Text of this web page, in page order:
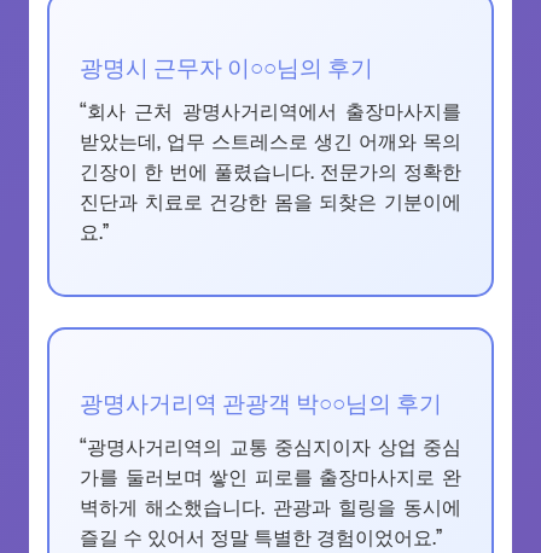
광명시 근무자 이○○님의 후기
“회사 근처 광명사거리역에서 출장마사지를
받았는데, 업무 스트레스로 생긴 어깨와 목의
긴장이 한 번에 풀렸습니다. 전문가의 정확한
진단과 치료로 건강한 몸을 되찾은 기분이에
요.”
광명사거리역 관광객 박○○님의 후기
“광명사거리역의 교통 중심지이자 상업 중심
가를 둘러보며 쌓인 피로를 출장마사지로 완
벽하게 해소했습니다. 관광과 힐링을 동시에
즐길 수 있어서 정말 특별한 경험이었어요.”